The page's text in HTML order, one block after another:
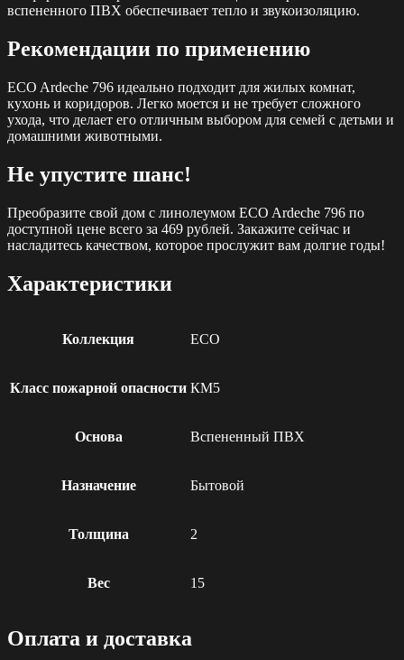
вспененного ПВХ обеспечивает тепло и звукоизоляцию.
Рекомендации по применению
ECO Ardeche 796 идеально подходит для жилых комнат,
кухонь и коридоров. Легко моется и не требует сложного
ухода, что делает его отличным выбором для семей с детьми и
домашними животными.
Не упустите шанс!
Преобразите свой дом с линолеумом ECO Ardeche 796 по
доступной цене всего за 469 рублей. Закажите сейчас и
насладитесь качеством, которое прослужит вам долгие годы!
Характеристики
Коллекция ECO
Класс пожарной опасности КМ5
Основа Вспененный ПВХ
Назначение Бытовой
Толщина 2
Вес 15
Оплата и доставка